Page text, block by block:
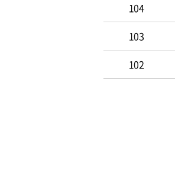
104
103
102